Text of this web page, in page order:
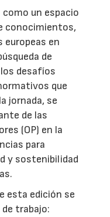
un espacio
conocimientos,
europeas en
de
desafíos
que
jornada, se
de las
(OP) en la
para
y sostenibilidad
esta edición se
trabajo: